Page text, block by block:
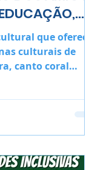
DE PORTO
que oferece
culturais de
canto coral